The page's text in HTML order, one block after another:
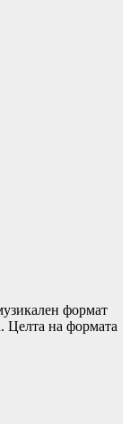
формат
Целта на формата